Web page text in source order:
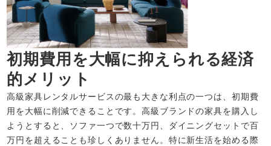
初期費用を大幅に抑えられる経済
的メリット
高級家具レンタルサービスの最も大きな利点の一つは、初期費
用を大幅に削減できることです。高級ブランドの家具を購入し
ようとすると、ソファ一つで数十万円、ダイニングセットで百
万円を超えることも珍しくありません。特に新生活を始める際